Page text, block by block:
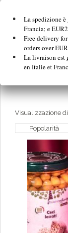
Visualizzazione
La spedizione
Francia; e
Free delivery
orders over
La livraison est
en Italie et